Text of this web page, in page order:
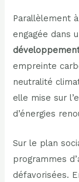
Parallèlement
engagée dans
empreinte
neutralité
elle mise sur
d’énergies
Sur le plan
programmes
défavorisées.